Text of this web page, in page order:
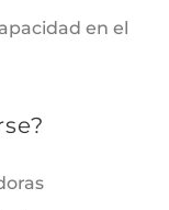
en el